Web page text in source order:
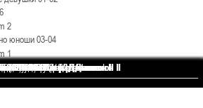
Дивизион 1, 05-06 марта 2026 г., г. Гомель,
04-06.03.2026
Брест
2013-2014 гг.р. Дивизион I
2014 гг.р. Дивизион I
2014 гг.р. Дивизион II
2012 гг.р. Дивизион II
2010 гг.р. Дивизион I
2011-2012 гг.р. Дивизион II
2013-2014 гг.р. Дивизион II
2011-2012 гг.р. Дивизион I
2012 гг.р. Дивизион I
(03-04) г.Гродно
U-14
U-16 в гродно
06) г.Минск
U-14
девушки U-14
девушки 01-02
2юноши 03-04
1